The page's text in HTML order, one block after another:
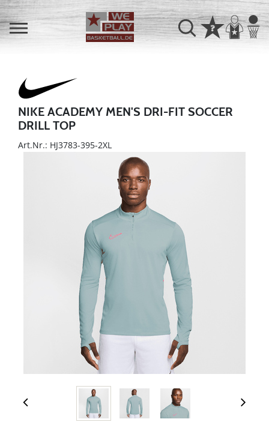
NIKE ACADEMY MEN'S DRI-FIT SOCCER
DRILL TOP
Art.Nr.: HJ3783-395-2XL